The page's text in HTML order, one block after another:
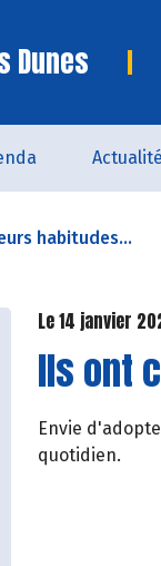
Dunes
habitudes...
Le 14 janvier
Ils ont
Envie
quotidien.